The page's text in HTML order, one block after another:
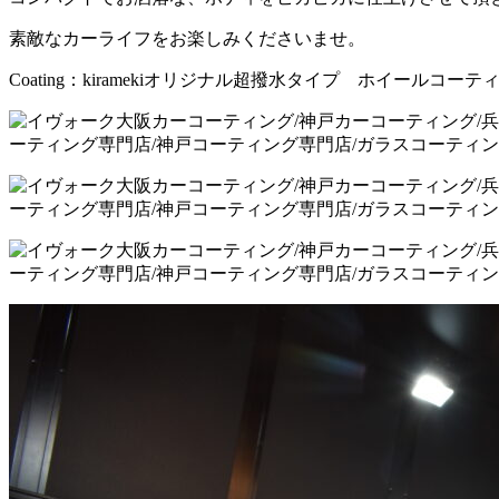
素敵なカーライフをお楽しみくださいませ。
Coating：kiramekiオリジナル超撥水タイプ ホイールコーテ